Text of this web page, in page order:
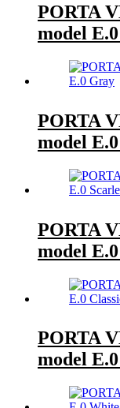
PORTA
model
PORTA
model
PORTA
model
PORTA
model